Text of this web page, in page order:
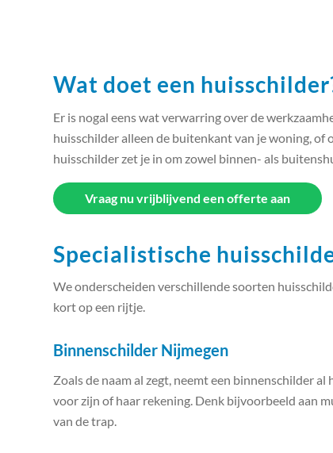
Wat doet een
Er is nogal eens wat verwarring over de
huisschilder alleen de buitenkant van je woning,
huisschilder zet je in om zowel binnen- als
Vraag nu vrijblijvend een offerte aan
Specialistische
We onderscheiden verschillende soorten
kort op een rijtje.
Binnenschilder Nijmegen
Zoals de naam al zegt, neemt een binnenschilder
voor zijn of haar rekening. Denk bijvoorbeeld aan
van de trap.